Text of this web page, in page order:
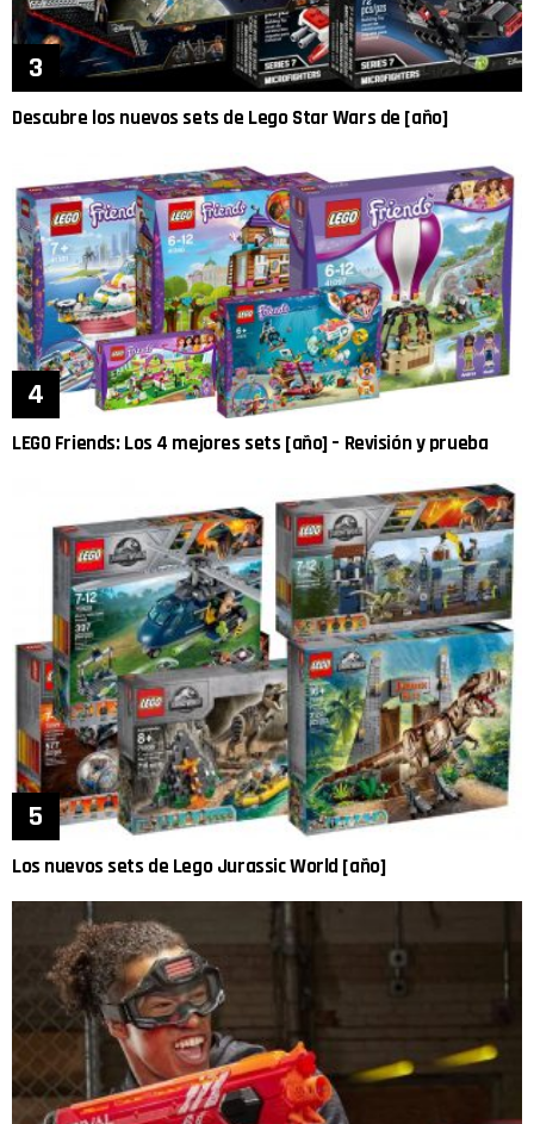
Descubre los nuevos sets de Lego Star Wars de [año]
LEGO Friends: Los 4 mejores sets [año] – Revisión y prueba
Los nuevos sets de Lego Jurassic World [año]